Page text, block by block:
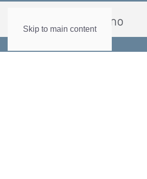
Skip to main content